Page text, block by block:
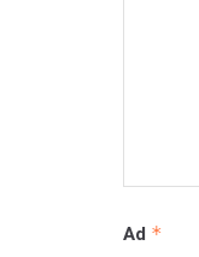
Ad *